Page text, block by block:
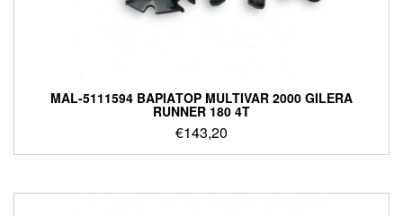
MAL-5111594 ΒΑΡΙΑΤΟΡ MULTIVAR 2000 GILERA
RUNNER 180 4T
€143,20